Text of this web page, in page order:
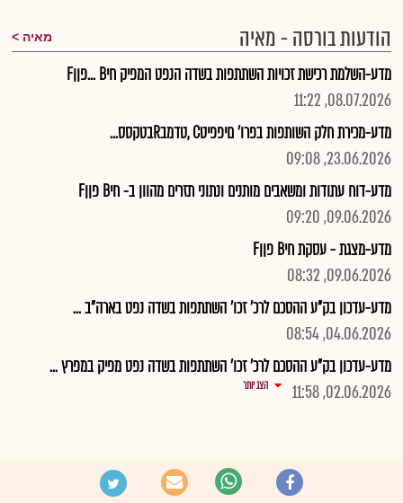
הודעות בורסה - מאיה מאיה
מדע-השלמת רכישת זכויות השתתפות בשדה הנפט המפיק חיB ...פןןF
08.07.2026, 11:22
מדע-מכירת חלק השותפות בפרו' םיפפיטC ,טדמבRבטקסס...
23.06.2026, 09:08
מדע-דוח עתודות ומשאבים מותנים ונתוני תזרים מהוון ב- חיB פןןF
09.06.2026, 09:20
מדע-מצגת - עסקת חיB פןןF
09.06.2026, 08:32
מדע-עדכון בק"ע ההסכם לרכ' זכו' השתתפות בשדה נפט בארה"ב ...
04.06.2026, 08:54
מדע-עדכון בק"ע ההסכם לרכ' זכו' השתתפות בשדה נפט מפיק במפרץ ...
02.06.2026, 11:58
הצג יותר